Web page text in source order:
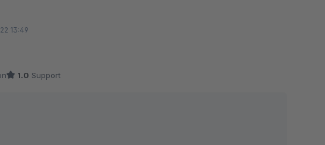
13:49
1.0 Support